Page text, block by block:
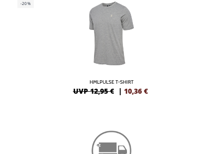
-20%
HMLPULSE T-SHIRT
UVP 12,95 € | 10,36 €